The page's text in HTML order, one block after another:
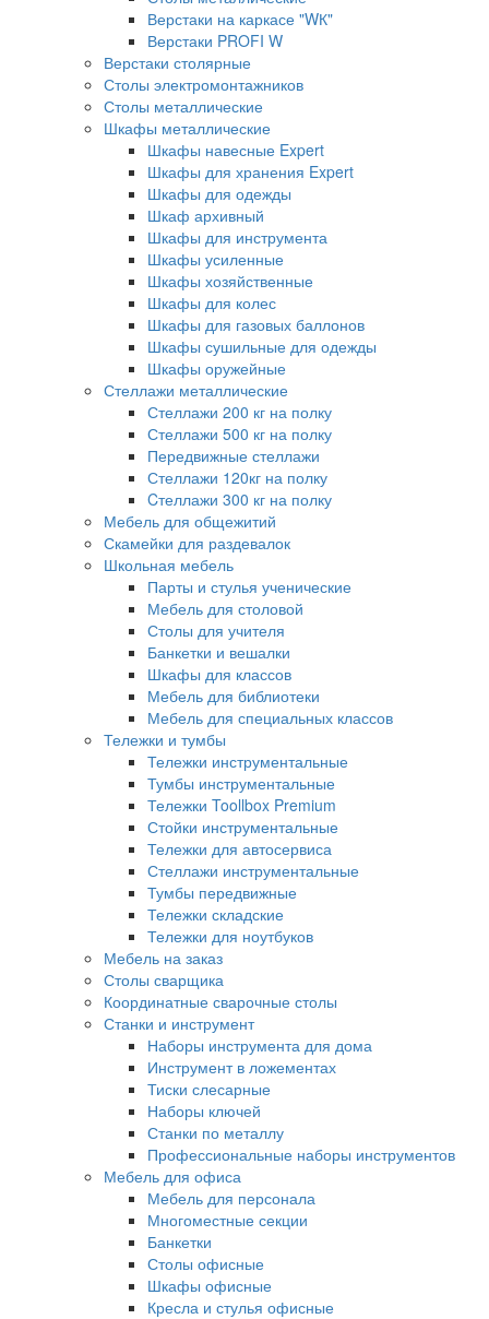
Верстаки на каркасе "WК"
Верстаки PROFI W
Верстаки столярные
Столы электромонтажников
Столы металлические
Шкафы металлические
Шкафы навесные Expert
Шкафы для хранения Expert
Шкафы для одежды
Шкаф архивный
Шкафы для инструмента
Шкафы усиленные
Шкафы хозяйственные
Шкафы для колес
Шкафы для газовых баллонов
Шкафы сушильные для одежды
Шкафы оружейные
Стеллажи металлические
Стеллажи 200 кг на полку
Стеллажи 500 кг на полку
Передвижные стеллажи
Стеллажи 120кг на полку
Cтеллажи 300 кг на полку
Мебель для общежитий
Скамейки для раздевалок
Школьная мебель
Парты и стулья ученические
Мебель для столовой
Столы для учителя
Банкетки и вешалки
Шкафы для классов
Мебель для библиотеки
Мебель для специальных классов
Тележки и тумбы
Тележки инструментальные
Тумбы инструментальные
Тележки Toollbox Premium
Стойки инструментальные
Тележки для автосервиса
Стеллажи инструментальные
Тумбы передвижные
Тележки складские
Тележки для ноутбуков
Мебель на заказ
Столы сварщика
Координатные сварочные столы
Станки и инструмент
Наборы инструмента для дома
Инструмент в ложементах
Тиски слесарные
Наборы ключей
Станки по металлу
Профессиональные наборы инструментов
Мебель для офиса
Мебель для персонала
Многоместные секции
Банкетки
Столы офисные
Шкафы офисные
Кресла и стулья офисные